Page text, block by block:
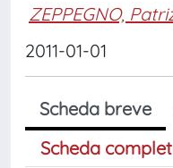
ZEPPEGNO,
2011-01-01
Scheda breve
Scheda